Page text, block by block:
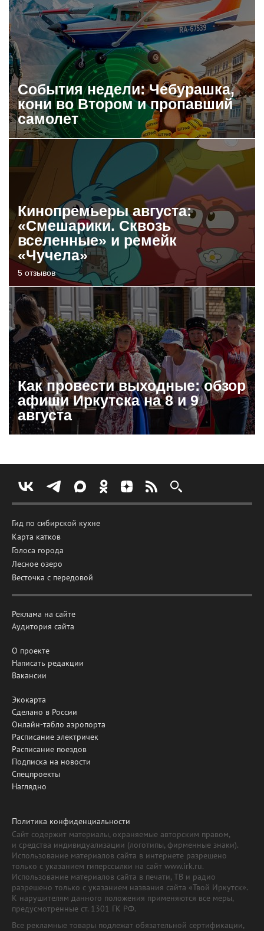
События недели: Чебурашка,
кони во Втором и пропавший
самолет
Кинопремьеры августа:
«Смешарики. Сквозь
вселенные» и ремейк
«Чучела»
5 отзывов
Как провести выходные: обзор
афиши Иркутска на 8 и 9
августа
Гид по сибирской кухне
Карта катков
Голоса города
Лесное озеро
Весточка с передовой
Реклама на сайте
Аудитория сайта
О проекте
Написать редакции
Вакансии
Экокарта
Сделано в России
Онлайн-табло аэропорта
Расписание электричек
Расписание поездов
Подписка на новости
Спецпроекты
Наглядно
Политика конфиденциальности
Сайт содержит материалы, охраняемые авторским правом,
и средства индивидуализации (логотипы, фирменные знаки).
Использование материалов сайта в интернете разрешено
только с указанием гиперссылки на сайт www.irk.ru.
Использование материалов сайта в печати, ТВ и радио
разрешено только с указанием названия сайта «Твой Иркутск».
К нарушителям данного положения применяются все меры,
предусмотренные ст. 1301 ГК РФ.
Все рекламные товары подлежат обязательной сертификации,